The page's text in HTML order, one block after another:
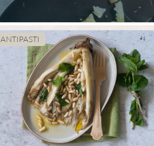
ANTIPASTI